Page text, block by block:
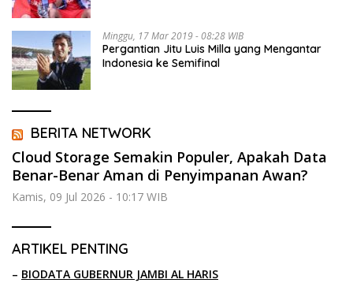
Minggu, 17 Mar 2019 - 08:28 WIB
Pergantian Jitu Luis Milla yang Mengantar
Indonesia ke Semifinal
BERITA NETWORK
Cloud Storage Semakin Populer, Apakah Data
Benar-Benar Aman di Penyimpanan Awan?
Kamis, 09 Jul 2026 - 10:17 WIB
ARTIKEL PENTING
– BIODATA GUBERNUR JAMBI AL HARIS